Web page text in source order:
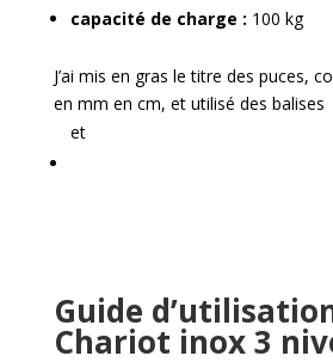
capacité de charge : 100 kg
J’ai mis en gras le titre des puces,
en mm en cm, et utilisé des balises
et
Guide
Chariot inox 3